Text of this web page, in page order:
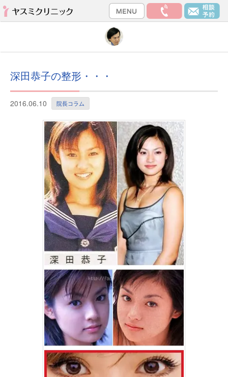
深田恭子の整形・・・
2016.06.10 院長コラム